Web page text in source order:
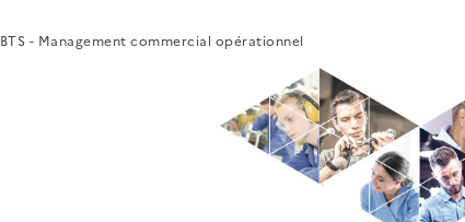
BTS - Management commercial opérationnel